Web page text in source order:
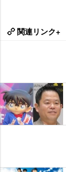
関連リンク+